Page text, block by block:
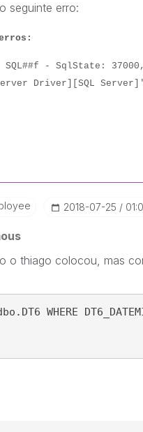
seguinte erro:
- SqlState:
Driver][SQL
‎2018-07-25
o thiago colocou, mas
WHERE